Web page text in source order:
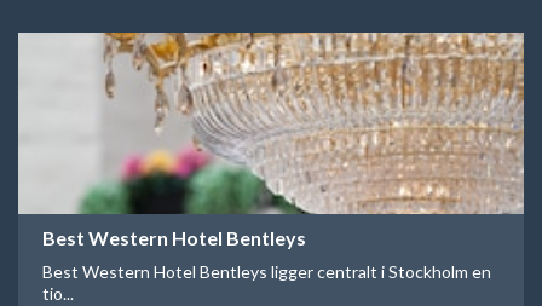
Best Western Hotel Bentleys
Best Western Hotel Bentleys ligger centralt i Stockholm en
tio...